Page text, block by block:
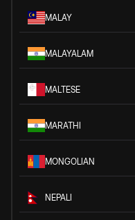
MALAY
MALAYALAM
MALTESE
MARATHI
MONGOLIAN
NEPALI